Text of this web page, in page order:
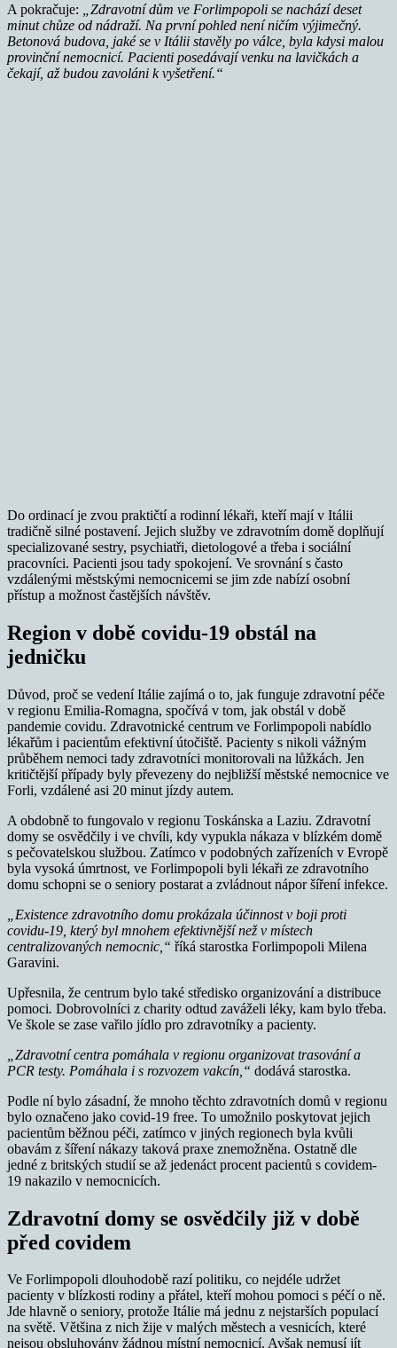
A pokračuje:
„Zdravotní dům ve Forlimpopoli se nachází deset
minut chůze od nádraží. Na první pohled není ničím výjimečný.
Betonová budova, jaké se v Itálii stavěly po válce, byla kdysi malou
provinční nemocnicí. Pacienti posedávají venku na lavičkách a
čekají, až budou zavoláni k vyšetření.“
Do ordinací je zvou praktičtí a rodinní lékaři, kteří mají v Itálii
tradičně silné postavení. Jejich služby ve zdravotním domě doplňují
specializované sestry, psychiatři, dietologové a třeba i sociální
pracovníci. Pacienti jsou tady spokojení. Ve srovnání s často
vzdálenými městskými nemocnicemi se jim zde nabízí osobní
přístup a možnost častějších návštěv.
Region v době covidu-19 obstál na
jedničku
Důvod, proč se vedení Itálie zajímá o to, jak funguje zdravotní péče
v regionu Emilia-Romagna, spočívá v tom, jak obstál v době
pandemie covidu. Zdravotnické centrum ve Forlimpopoli nabídlo
lékařům i pacientům efektivní útočiště. Pacienty s nikoli vážným
průběhem nemoci tady zdravotníci monitorovali na lůžkách. Jen
kritičtější případy byly převezeny do nejbližší městské nemocnice ve
Forli, vzdálené asi 20 minut jízdy autem.
A obdobně to fungovalo v regionu Toskánska a Laziu. Zdravotní
domy se osvědčily i ve chvíli, kdy vypukla nákaza v blízkém domě
s pečovatelskou službou. Zatímco v podobných zařízeních v Evropě
byla vysoká úmrtnost, ve Forlimpopoli byli lékaři ze zdravotního
domu schopni se o seniory postarat a zvládnout nápor šíření infekce.
„Existence zdravotního domu prokázala účinnost v boji proti
covidu-19, který byl mnohem efektivnější než v místech
centralizovaných nemocnic,“ říká starostka Forlimpopoli Milena
Garavini.
Upřesnila, že centrum bylo také středisko organizování a distribuce
pomoci. Dobrovolníci z charity odtud zaváželi léky, kam bylo třeba.
Ve škole se zase vařilo jídlo pro zdravotníky a pacienty.
„Zdravotní centra pomáhala v regionu organizovat trasování a
PCR testy. Pomáhala i s rozvozem vakcín,“ dodává starostka.
Podle ní bylo zásadní, že mnoho těchto zdravotních domů v regionu
bylo označeno jako covid-19 free. To umožnilo poskytovat jejich
pacientům běžnou péči, zatímco v jiných regionech byla kvůli
obavám z šíření nákazy taková praxe znemožněna. Ostatně dle
jedné z britských studií se až jedenáct procent pacientů s covidem-
19 nakazilo v nemocnicích.
Zdravotní domy se osvědčily již v době
před covidem
Ve Forlimpopoli dlouhodobě razí politiku, co nejdéle udržet
pacienty v blízkosti rodiny a přátel, kteří mohou pomoci s péčí o ně.
Jde hlavně o seniory, protože Itálie má jednu z nejstarších populací
na světě. Většina z nich žije v malých městech a vesnicích, které
nejsou obsluhovány žádnou místní nemocnicí. Avšak nemusí jít